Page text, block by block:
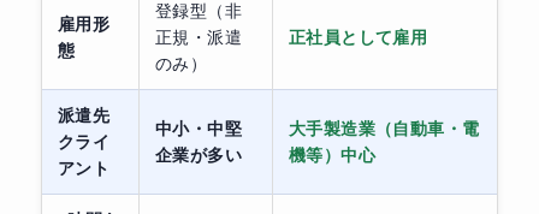
雇用形
態
登録型（非
正規・派遣
のみ）
正社員として雇用
派遣先
クライ
アント
中小・中堅
企業が多い
大手製造業（自動車・電
機等）中心